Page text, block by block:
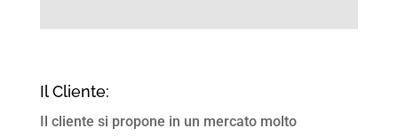
Il Cliente:
Il cliente si propone in un mercato molto